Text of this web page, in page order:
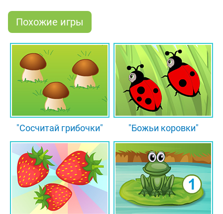
Похожие игры
"Сосчитай грибочки" "Божьи коровки"